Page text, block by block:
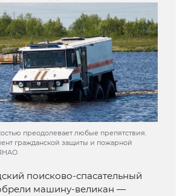
преодолевает любые препятствия.
гражданской защиты и пожарной
поисково-спасательный
машину-великан —